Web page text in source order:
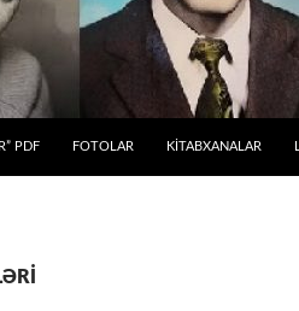
PDF FOTOLAR KİTABXANALAR